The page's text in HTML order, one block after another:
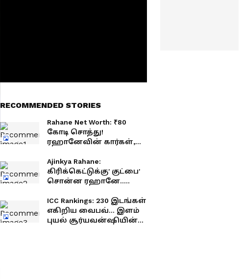
RECOMMENDED STORIES
Rahane Net Worth: ₹80
கோடி சொத்து!
ரஹானேவின் கார்கள்,
இதோ!
Ajinkya Rahane:
கிரிக்கெட்டுக்கு' குட்பை'
சொன்ன ரஹானே..
இன்ஸ்டாகிராமில்
உருக்கம்!
ICC Rankings: 230 இடங்கள்
எகிறிய வைபவ்... இளம்
புயல் சூர்யவன்ஷியின்